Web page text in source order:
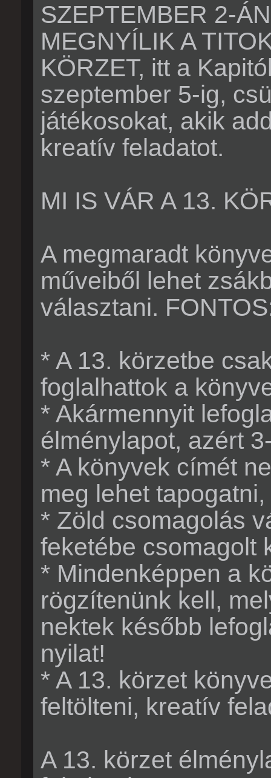
SZEPTEMBER 2-
MEGNYÍLIK A
KÖRZET, itt a
szeptember 5-ig,
játékosokat, akik
kreatív feladatot.
MI IS VÁR A 13.
A megmaradt
műveiből lehet
választani.
* A 13. körzetbe
foglalhattok a
* Akármennyit
élménylapot, azért
* A könyvek címét
meg lehet
* Zöld csomagolás
feketébe csomagolt
* Mindenképpen a
rögzítenünk kell,
nektek később
nyilat!
* A 13. körzet
feltölteni, kreatív
A 13. körzet